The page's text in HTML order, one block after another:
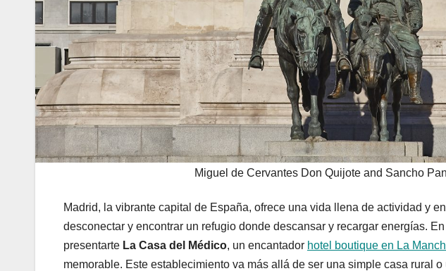
Miguel de Cervantes Don Quijote and Sancho
Madrid, la vibrante capital de España, ofrece una vida llena de actividad y
desconectar y encontrar un refugio donde descansar y recargar energías.
presentarte La Casa del Médico, un encantador hotel boutique en La
memorable. Este establecimiento va más allá de ser una simple casa rural o